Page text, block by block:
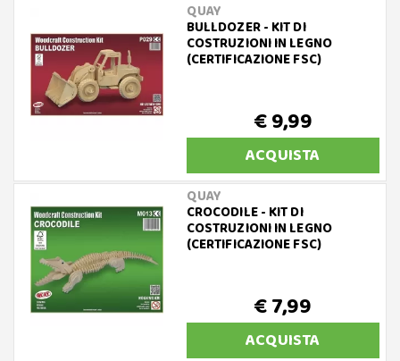
QUAY
BULLDOZER - KIT DI
COSTRUZIONI IN LEGNO
(CERTIFICAZIONE FSC)
€ 9,99
ACQUISTA
QUAY
CROCODILE - KIT DI
COSTRUZIONI IN LEGNO
(CERTIFICAZIONE FSC)
€ 7,99
ACQUISTA